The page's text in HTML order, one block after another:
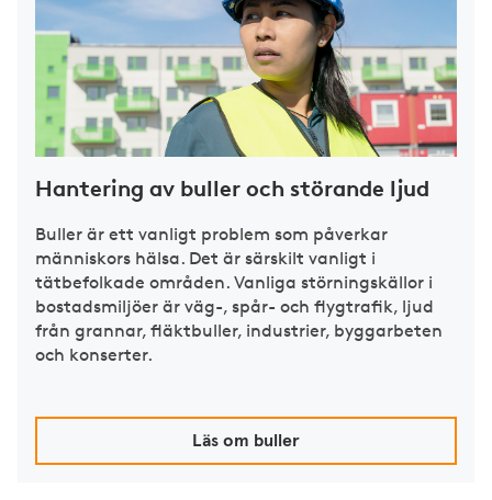
Hantering av buller och störande ljud
Buller är ett vanligt problem som påverkar
människors hälsa. Det är särskilt vanligt i
tätbefolkade områden. Vanliga störningskällor i
bostadsmiljöer är väg-, spår- och flygtrafik, ljud
från grannar, fläktbuller, industrier, byggarbeten
och konserter.
Läs om buller